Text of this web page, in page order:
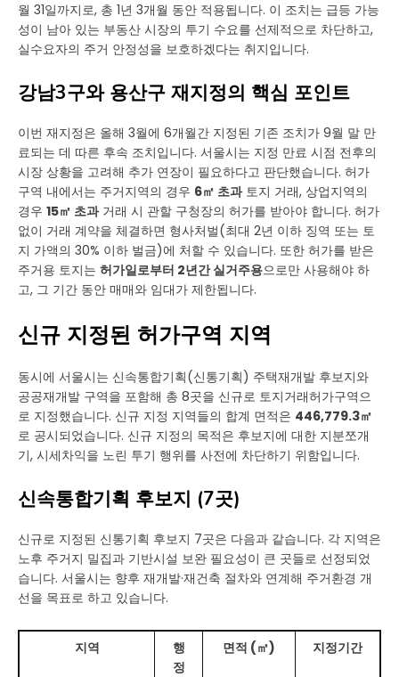
월 31일까지로, 총 1년 3개월 동안 적용됩니다. 이 조치는 급등 가능
성이 남아 있는 부동산 시장의 투기 수요를 선제적으로 차단하고,
실수요자의 주거 안정성을 보호하겠다는 취지입니다.
강남3구와 용산구 재지정의 핵심 포인트
이번 재지정은 올해 3월에 6개월간 지정된 기존 조치가 9월 말 만
료되는 데 따른 후속 조치입니다. 서울시는 지정 만료 시점 전후의
시장 상황을 고려해 추가 연장이 필요하다고 판단했습니다. 허가
구역 내에서는 주거지역의 경우 6㎡ 초과토지 거래, 상업지역의
경우 15㎡ 초과거래 시 관할 구청장의 허가를 받아야 합니다. 허가
없이 거래 계약을 체결하면 형사처벌(최대 2년 이하 징역 또는 토
지 가액의 30% 이하 벌금)에 처할 수 있습니다. 또한 허가를 받은
주거용 토지는 허가일로부터 2년간 실거주용으로만 사용해야 하
고, 그 기간 동안 매매와 임대가 제한됩니다.
신규 지정된 허가구역 지역
동시에 서울시는 신속통합기획(신통기획) 주택재개발 후보지와
공공재개발 구역을 포함해 총 8곳을 신규로 토지거래허가구역으
로 지정했습니다. 신규 지정 지역들의 합계 면적은 446,779.3㎡
로 공시되었습니다. 신규 지정의 목적은 후보지에 대한 지분쪼개
기, 시세차익을 노린 투기 행위를 사전에 차단하기 위함입니다.
신속통합기획 후보지 (7곳)
신규로 지정된 신통기획 후보지 7곳은 다음과 같습니다. 각 지역은
노후 주거지 밀집과 기반시설 보완 필요성이 큰 곳들로 선정되었
습니다. 서울시는 향후 재개발·재건축 절차와 연계해 주거환경 개
선을 목표로 하고 있습니다.
지역
행
정
면적 (㎡) 지정기간